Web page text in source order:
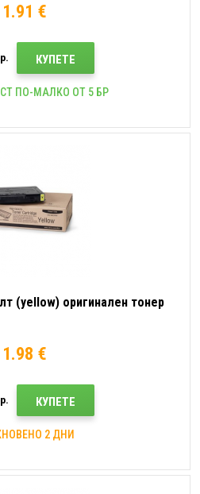
1.91 €
КУПЕТЕ
ПО-МАЛКО ОТ 5 БР
(yellow) оригинален тонер
1.98 €
КУПЕТЕ
2 ДНИ